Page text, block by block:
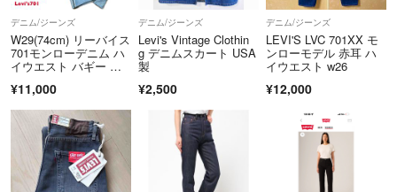
デニム/ジーンズ
W29(74cm) リーバイス
701モンローデニム ハ
イウエスト バギー 柔
¥11,000
デニム/ジーンズ
Levi's Vintage Clothin
g デニムスカート USA
製
¥2,500
デニム/ジーンズ
LEVI'S LVC 701XX モ
ンローモデル 赤耳 ハ
イウエスト w26
¥12,000